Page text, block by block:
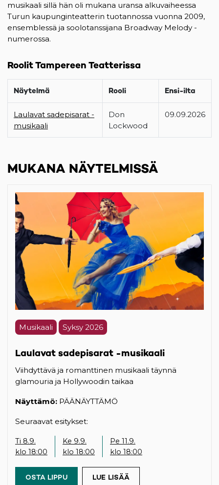
musikaali sillä hän oli mukana uransa alkuvaiheessa
Turun kaupunginteatterin tuotannossa vuonna 2009,
ensemblessä ja soolotanssijana Broadway Melody -
numerossa.
Roolit Tampereen Teatterissa
Näytelmä Rooli Ensi-ilta
Laulavat sadepisarat -
musikaali
Don
Lockwood
09.09.2026
MUKANA NÄYTELMISSÄ
Musikaali Syksy 2026
Laulavat sadepisarat -musikaali
Viihdyttävä ja romanttinen musikaali täynnä
glamouria ja Hollywoodin taikaa
Näyttämö: PÄÄNÄYTTÄMÖ
Seuraavat esitykset:
Ti 8.9.
klo 18:00
Ke 9.9.
klo 18:00
Pe 11.9.
klo 18:00
OSTA LIPPU(OPENS IN A NEW TAB)
LUE LISÄÄ